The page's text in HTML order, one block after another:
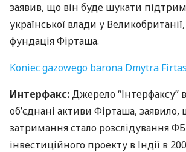
заявив, що він буде шукати
української влади у
фундація Фірташа.
Koniec gazowego barona Dmytra
Интерфакс:Джерело “Інтерфаксу”
об’єднані активи Фірташа,
затримання стало розслідування
інвестиційного проекту в Індії в